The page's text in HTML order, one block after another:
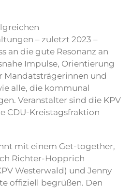
– zuletzt 2023 –
an die gute Resonanz an
Impulse, Orientierung
Mandatsträgerinnen und
alle, die kommunal
Veranstalter sind die KPV
CDU-Kreistagsfraktion
mit einem Get-together,
Richter-Hopprich
Westerwald) und Jenny
offiziell begrüßen. Den